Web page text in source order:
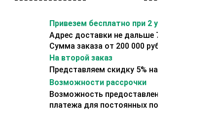
Привезем бесплатно при 2 условиях:
Адрес доставки не дальше 70 км от склада.
Сумма заказа от 200 000 рублей.
На второй заказ
Представляем скидку 5% на второй заказ
Возможности рассрочки
Возможность предоставления отсрочки
платежа для постоянных покупателей.